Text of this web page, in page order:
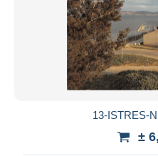
13-ISTRES-
±